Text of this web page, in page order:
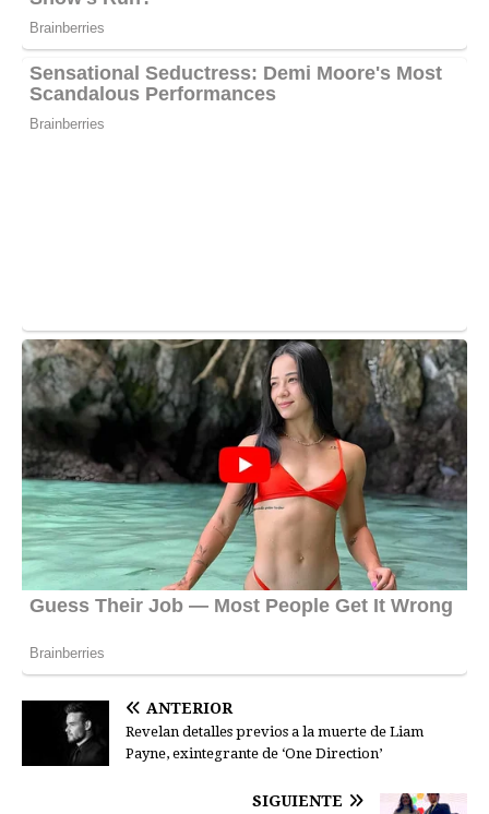
ANTERIOR
Revelan detalles previos a la muerte de Liam
Payne, exintegrante de ‘One Direction’
SIGUIENTE